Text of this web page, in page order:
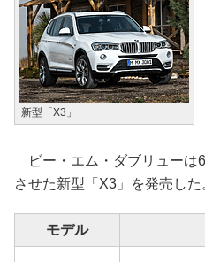
新型「X3」
ビー・エム・ダブリューは
させた新型「X3」を発売し
モデル